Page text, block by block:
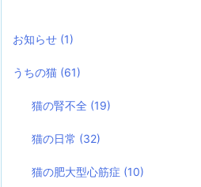
お知らせ (1)
うちの猫 (61)
猫の腎不全 (19)
猫の日常 (32)
猫の肥大型心筋症 (10)